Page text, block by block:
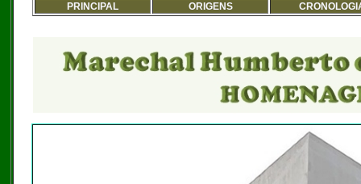
PRINCIPAL ORIGENS